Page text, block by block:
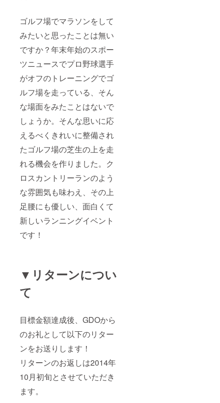
ゴルフ場でマラソンをして
みたいと思ったことは無い
ですか？年末年始のスポー
ツニュースでプロ野球選手
がオフのトレーニングでゴ
ルフ場を走っている、そん
な場面をみたことはないで
しょうか。そんな思いに応
えるべくきれいに整備され
たゴルフ場の芝生の上を走
れる機会を作りました。ク
ロスカントリーランのよう
な雰囲気も味わえ、その上
足腰にも優しい、面白くて
新しいランニングイベント
です！
▼リターンについ
て
目標金額達成後、GDOから
のお礼として以下のリター
ンをお送りします！
リターンのお返しは2014年
10月初旬とさせていただき
ます。